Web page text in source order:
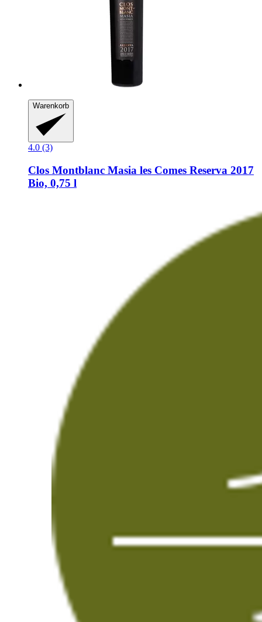
Warenkorb
4.0 (3)
Clos Montblanc Masia les Comes Reserva 2017
Bio, 0,75 l